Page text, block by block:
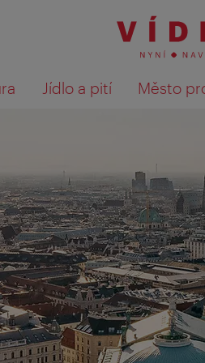
Jídlo a pití Město